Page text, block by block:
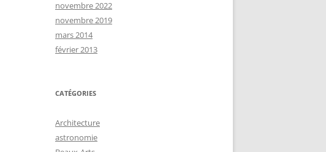
novembre 2022
novembre 2019
mars 2014
février 2013
CATÉGORIES
Architecture
astronomie